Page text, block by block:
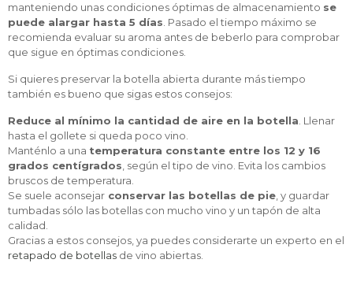
manteniendo unas condiciones óptimas de almacenamiento se
puede alargar hasta 5 días . Pasado el tiempo máximo se
recomienda evaluar su aroma antes de beberlo para comprobar
que sigue en óptimas condiciones.
Si quieres preservar la botella abierta durante más tiempo
también es bueno que sigas estos consejos:
Reduce al mínimo la cantidad de aire en la botella . Llenar
hasta el gollete si queda poco vino.
Manténlo a una temperatura constante entre los 12 y 16
grados centígrados , según el tipo de vino. Evita los cambios
bruscos de temperatura.
Se suele aconsejar conservar las botellas de pie , y guardar
tumbadas sólo las botellas con mucho vino y un tapón de alta
calidad.
Gracias a estos consejos, ya puedes considerarte un experto en el
retapado de botellas de vino abiertas.